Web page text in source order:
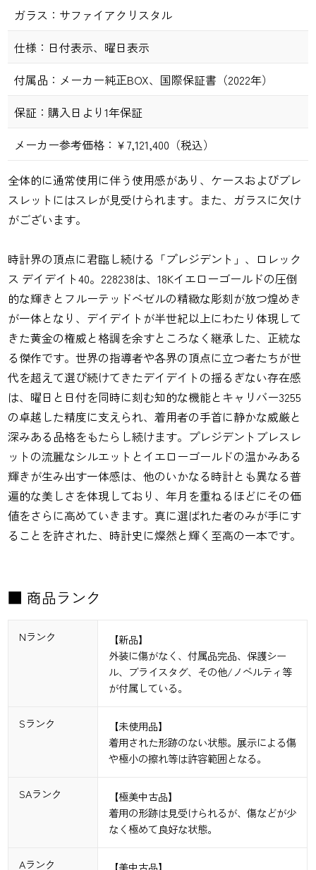
ガラス： サファイアクリスタル
仕様： 日付表示、曜日表示
付属品： メーカー純正BOX、国際保証書（2022年）
保証： 購入日より1年保証
メーカー参考価格： ￥7,121,400（税込）
全体的に通常使用に伴う使用感があり、ケースおよびブレ
スレットにはスレが見受けられます。また、ガラスに欠け
がございます。
時計界の頂点に君臨し続ける「プレジデント」、ロレック
ス デイデイト40。228238は、18Kイエローゴールドの圧倒
的な輝きとフルーテッドベゼルの精緻な彫刻が放つ煌めき
が一体となり、デイデイトが半世紀以上にわたり体現して
きた黄金の権威と格調を余すところなく継承した、正統な
る傑作です。世界の指導者や各界の頂点に立つ者たちが世
代を超えて選び続けてきたデイデイトの揺るぎない存在感
は、曜日と日付を同時に刻む知的な機能とキャリバー3255
の卓越した精度に支えられ、着用者の手首に静かな威厳と
深みある品格をもたらし続けます。プレジデントブレスレ
ットの流麗なシルエットとイエローゴールドの温かみある
輝きが生み出す一体感は、他のいかなる時計とも異なる普
遍的な美しさを体現しており、年月を重ねるほどにその価
値をさらに高めていきます。真に選ばれた者のみが手にす
ることを許された、時計史に燦然と輝く至高の一本です。
■ 商品ランク
Nランク
【新品】
外装に傷がなく、付属品完品、保護シー
ル、ブライスタグ、その他/ノベルティ等
が付属している。
Sランク
【未使用品】
着用された形跡のない状態。展示による傷
や極小の擦れ等は許容範囲となる。
SAランク
【極美中古品】
着用の形跡は見受けられるが、傷などが少
なく極めて良好な状態。
Aランク 【美中古品】